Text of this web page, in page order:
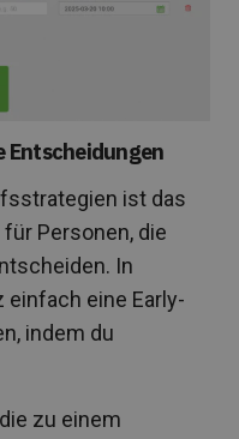
Entscheidungen
ist das
Personen, die
In
eine Early-
indem du
zu einem